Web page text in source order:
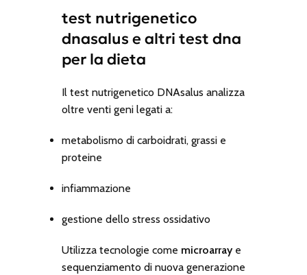
test nutrigenetico
dnasalus e altri test dna
per la dieta
Il test nutrigenetico DNAsalus analizza
oltre venti geni legati a:
metabolismo di carboidrati, grassi e
proteine
infiammazione
gestione dello stress ossidativo
Utilizza tecnologie come microarraye
sequenziamento di nuova generazione